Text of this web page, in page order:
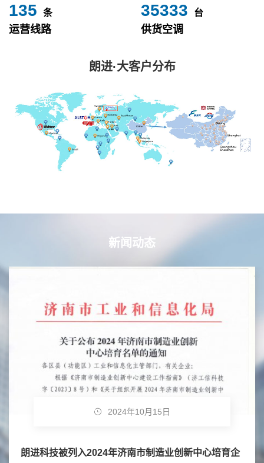
153 条
运营线路
40000 台
供货空调
朗进·大客户分布
新闻动态
2024年06月11日
朗进科技两项产品荣获山东省制冷科学技术二等奖